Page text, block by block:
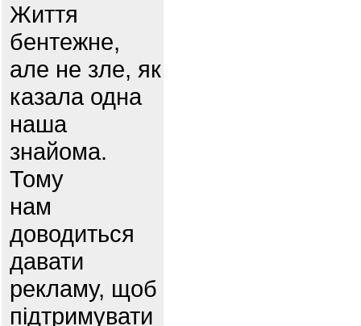
Життя
бентежне,
але не зле, як
казала одна
наша
знайома.
Тому
нам
доводиться
давати
рекламу, щоб
підтримувати